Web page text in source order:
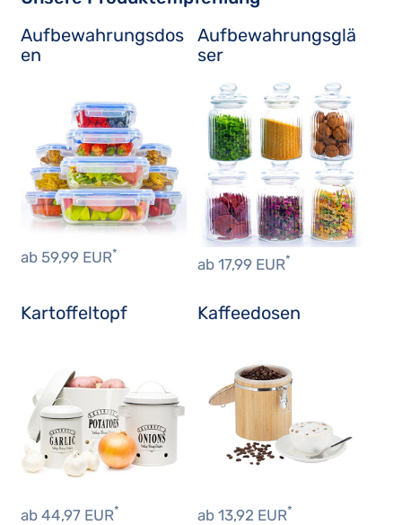
Aufbewahrungsdos
en
ab 59,99 EUR*
Aufbewahrungsglä
ser
ab 17,99 EUR*
Kartoffeltopf
ab 44,97 EUR*
Kaffeedosen
ab 13,92 EUR*